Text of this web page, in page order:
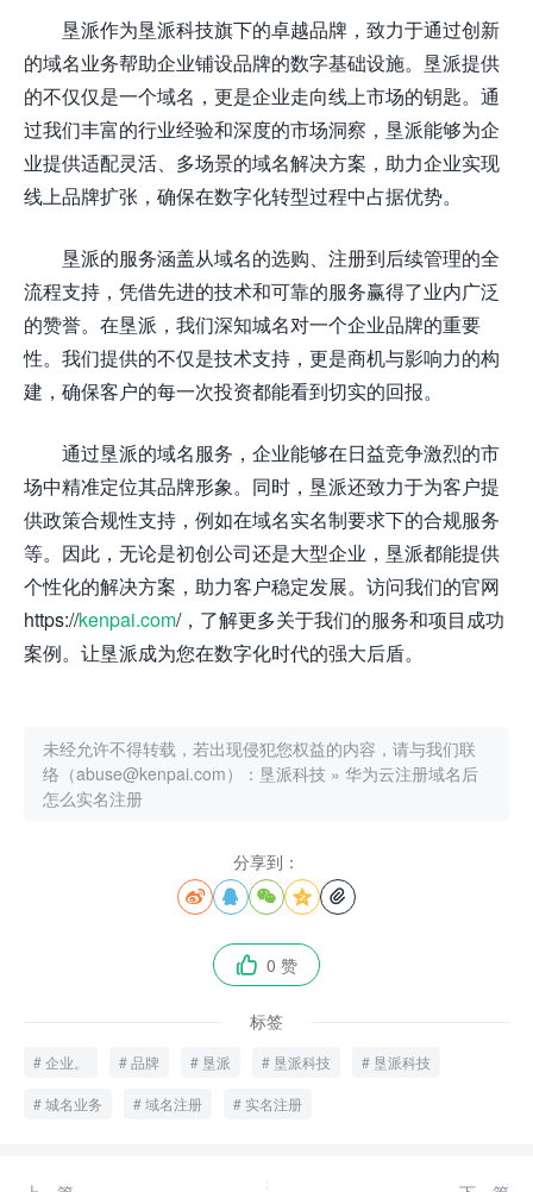
垦派作为垦派科技旗下的卓越品牌，致力于通过创新
的域名业务帮助企业铺设品牌的数字基础设施。垦派提供
的不仅仅是一个域名，更是企业走向线上市场的钥匙。通
过我们丰富的行业经验和深度的市场洞察，垦派能够为企
业提供适配灵活、多场景的域名解决方案，助力企业实现
线上品牌扩张，确保在数字化转型过程中占据优势。
垦派的服务涵盖从域名的选购、注册到后续管理的全
流程支持，凭借先进的技术和可靠的服务赢得了业内广泛
的赞誉。在垦派，我们深知城名对一个企业品牌的重要
性。我们提供的不仅是技术支持，更是商机与影响力的构
建，确保客户的每一次投资都能看到切实的回报。
通过垦派的域名服务，企业能够在日益竞争激烈的市
场中精准定位其品牌形象。同时，垦派还致力于为客户提
供政策合规性支持，例如在域名实名制要求下的合规服务
等。因此，无论是初创公司还是大型企业，垦派都能提供
个性化的解决方案，助力客户稳定发展。访问我们的官网
https://kenpai.com/，了解更多关于我们的服务和项目成功
案例。让垦派成为您在数字化时代的强大后盾。
未经允许不得转载，若出现侵犯您权益的内容，请与我们联
络（abuse@kenpai.com）： 垦派科技 » 华为云注册域名后
怎么实名注册
分享到：
    
 0 赞
标签
企业。 品牌 垦派 垦派科技 垦派科技
城名业务 域名注册 实名注册